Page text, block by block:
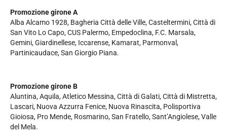
Promozione girone A
Alba Alcamo 1928, Bagheria Città delle Ville, Casteltermini, Città di
San Vito Lo Capo, CUS Palermo, Empedoclina, F.C. Marsala,
Gemini, Giardinellese, Iccarense, Kamarat, Parmonval,
Partinicaudace, San Giorgio Piana.
Promozione girone B
Aluntina, Aquila, Atletico Messina, Città di Galati, Città di Mistretta,
Lascari, Nuova Azzurra Fenice, Nuova Rinascita, Polisportiva
Gioiosa, Pro Mende, Rosmarino, San Fratello, Sant’Angiolese, Valle
del Mela.